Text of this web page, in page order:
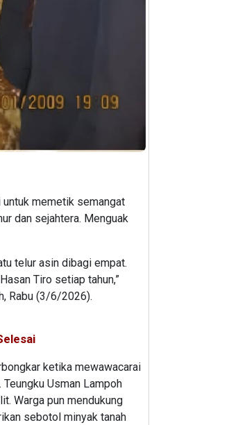
untuk memetik semangat
dan sejahtera. Menguak
telur asin dibagi empat.
Tiro setiap tahun,”
Rabu (3/6/2026).
ketika mewawacarai
Usman Lampoh
Warga pun mendukung
sebotol minyak tanah